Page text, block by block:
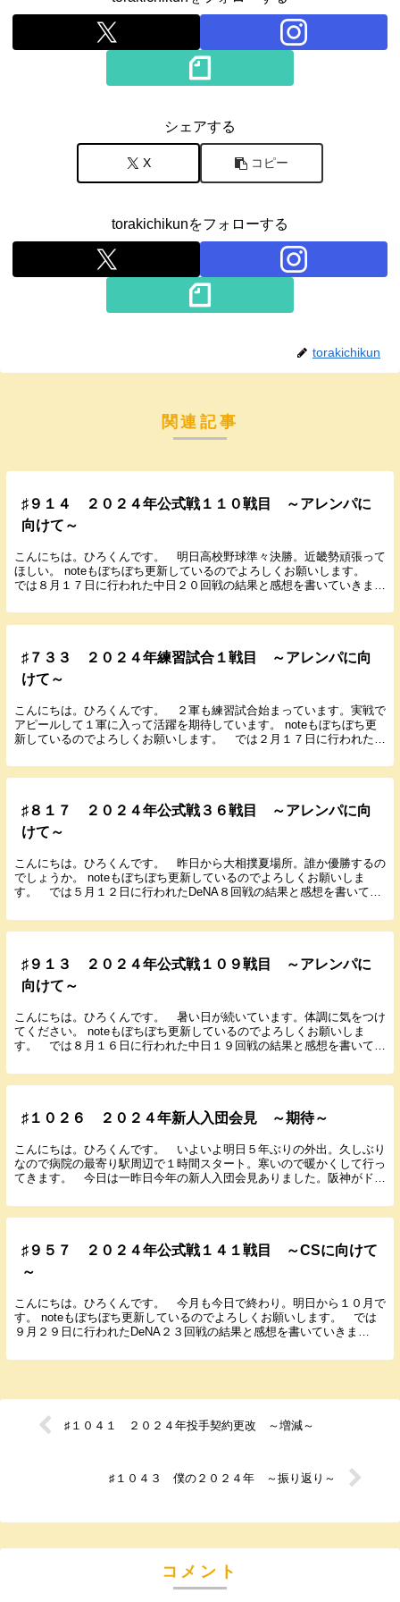
シェアする
X コピー
torakichikunをフォローする
torakichikun
関連記事
♯９１４ ２０２４年公式戦１１０戦目 ～アレンパに
向けて～
こんにちは。ひろくんです。 明日高校野球準々決勝。近畿勢頑張って
ほしい。 noteもぼちぼち更新しているのでよろしくお願いします。
では８月１７日に行われた中日２０回戦の結果と感想を書いていきま
♯７３３ ２０２４年練習試合１戦目 ～アレンパに向
けて～
こんにちは。ひろくんです。 ２軍も練習試合始まっています。実戦で
アピールして１軍に入って活躍を期待しています。 noteもぼちぼち更
新しているのでよろしくお願いします。 では２月１７日に行われた楽
♯８１７ ２０２４年公式戦３６戦目 ～アレンパに向
けて～
こんにちは。ひろくんです。 昨日から大相撲夏場所。誰か優勝するの
でしょうか。 noteもぼちぼち更新しているのでよろしくお願いしま
す。 では５月１２日に行われたDeNA８回戦の結果と感想を書いてい
♯９１３ ２０２４年公式戦１０９戦目 ～アレンパに
向けて～
こんにちは。ひろくんです。 暑い日が続いています。体調に気をつけ
てください。 noteもぼちぼち更新しているのでよろしくお願いしま
す。 では８月１６日に行われた中日１９回戦の結果と感想を書いてい
♯１０２６ ２０２４年新人入団会見 ～期待～
こんにちは。ひろくんです。 いよいよ明日５年ぶりの外出。久しぶり
なので病院の最寄り駅周辺で１時間スタート。寒いので暖かくして行っ
てきます。 今日は一昨日今年の新人入団会見ありました。阪神がドラ
♯９５７ ２０２４年公式戦１４１戦目 ～CSに向けて
～
こんにちは。ひろくんです。 今月も今日で終わり。明日から１０月で
す。 noteもぼちぼち更新しているのでよろしくお願いします。 では
９月２９日に行われたDeNA２３回戦の結果と感想を書いていきま
♯１０４１ ２０２４年投手契約更改 ～増減～
♯１０４３ 僕の２０２４年 ～振り返り～
コメント